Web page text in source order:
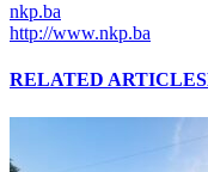
nkp.ba
http://www.nkp.ba
RELATED ARTICLES